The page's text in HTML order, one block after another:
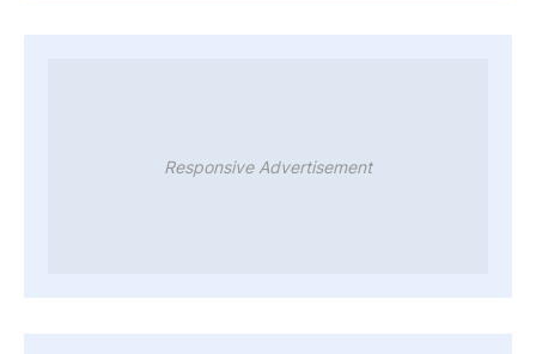
Responsive Advertisement